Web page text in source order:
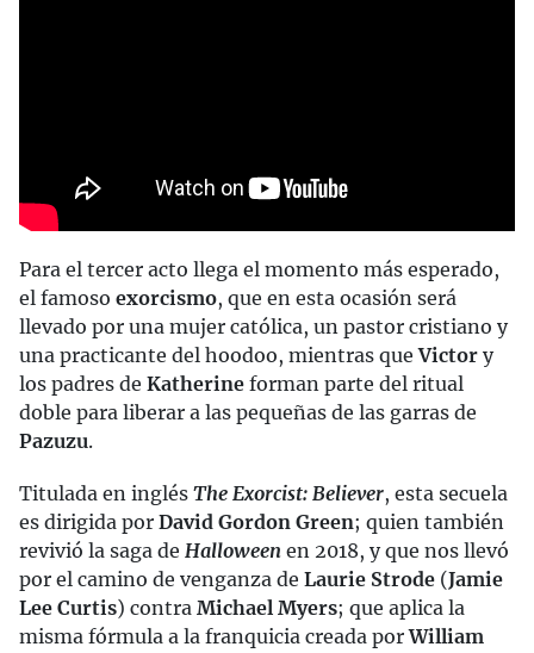
Para el tercer acto llega el momento más esperado,
el famoso exorcismo, que en esta ocasión será
llevado por una mujer católica, un pastor cristiano y
una practicante del hoodoo, mientras queVictor y
los padres de Katherine forman parte del ritual
doble para liberar a las pequeñas de las garras de
Pazuzu.
Titulada en inglés The Exorcist: Believer, esta secuela
es dirigida por David Gordon Green; quien también
revivió la saga de Halloween en 2018, y que nos llevó
por el camino de venganza de Laurie Strode (Jamie
Lee Curtis) contra Michael Myers; que aplica la
misma fórmula a la franquicia creada porWilliam